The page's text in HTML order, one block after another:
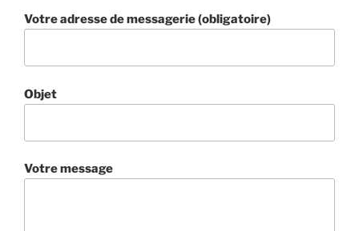
Votre adresse de messagerie (obligatoire)
Objet
Votre message